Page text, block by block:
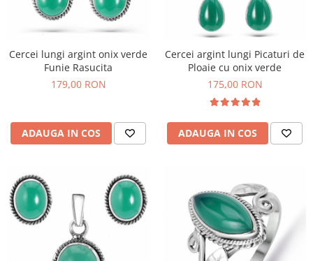
Cercei lungi argint onix verde
Funie Rasucita
179,00 RON
ADAUGA IN COS
Cercei argint lungi Picaturi de
Ploaie cu onix verde
175,00 RON
ADAUGA IN COS